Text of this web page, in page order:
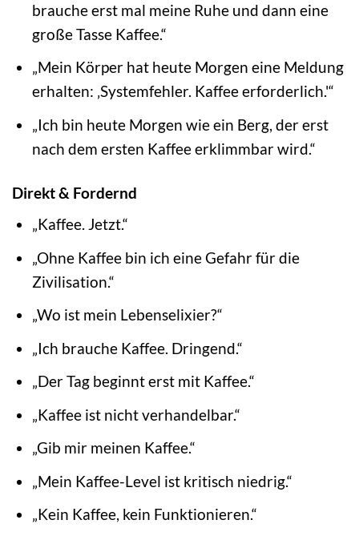
brauche erst mal meine Ruhe und dann eine
große Tasse Kaffee.“
„Mein Körper hat heute Morgen eine Meldung
erhalten: ‚Systemfehler. Kaffee erforderlich.'“
„Ich bin heute Morgen wie ein Berg, der erst
nach dem ersten Kaffee erklimmbar wird.“
Direkt & Fordernd
„Kaffee. Jetzt.“
„Ohne Kaffee bin ich eine Gefahr für die
Zivilisation.“
„Wo ist mein Lebenselixier?“
„Ich brauche Kaffee. Dringend.“
„Der Tag beginnt erst mit Kaffee.“
„Kaffee ist nicht verhandelbar.“
„Gib mir meinen Kaffee.“
„Mein Kaffee-Level ist kritisch niedrig.“
„Kein Kaffee, kein Funktionieren.“